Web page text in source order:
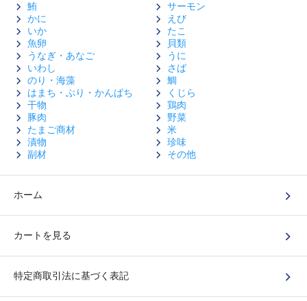
鮪
サーモン
かに
えび
いか
たこ
魚卵
貝類
うなぎ・あなご
うに
いわし
さば
のり・海藻
鯛
はまち・ぶり・かんぱち
くじら
干物
鶏肉
豚肉
野菜
たまご商材
米
漬物
珍味
副材
その他
ホーム
カートを見る
特定商取引法に基づく表記